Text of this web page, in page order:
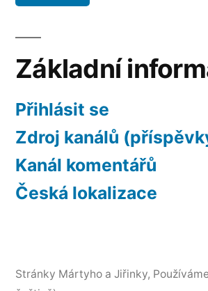
Základní
Přihlásit se
Zdroj kanálů
Kanál komentářů
Česká lokalizace
Stránky Mártyho a Jiřinky,